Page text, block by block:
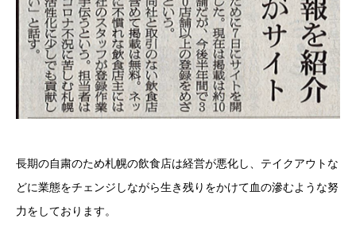
長期の自粛のため札幌の飲食店は経営が悪化し、テイクアウトな
どに業態をチェンジしながら生き残りをかけて血の滲むような努
力をしております。